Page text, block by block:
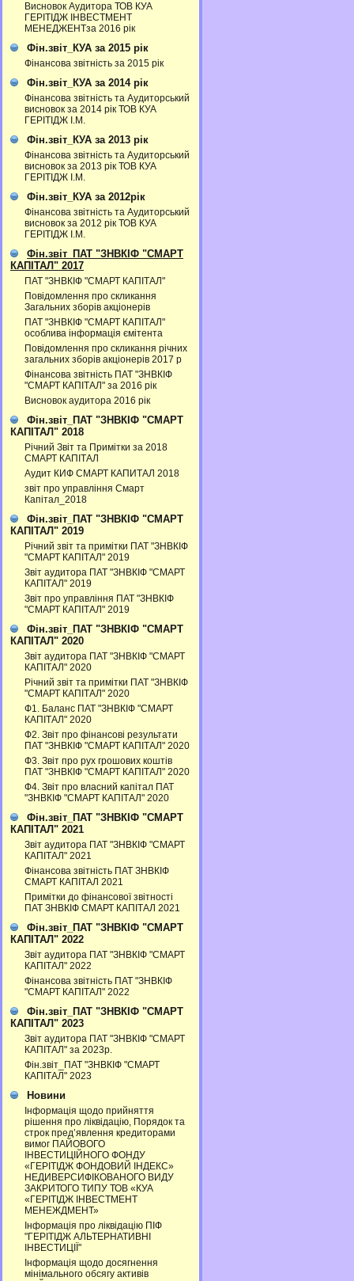
Висновок Аудитора ТОВ КУА
ГЕРІТІДЖ ІНВЕСТМЕНТ
МЕНЕДЖЕНТза 2016 рік
Фін.звіт_КУА за 2015 рік
Фінансова звітність за 2015 рік
Фін.звіт_КУА за 2014 рік
Фінансова звітність та Аудиторський
висновок за 2014 рік ТОВ КУА
ГЕРІТІДЖ І.М.
Фін.звіт_КУА за 2013 рік
Фінансова звітність та Аудиторський
висновок за 2013 рік ТОВ КУА
ГЕРІТІДЖ І.М.
Фін.звіт_КУА за 2012рік
Фінансова звітність та Аудиторський
висновок за 2012 рік ТОВ КУА
ГЕРІТІДЖ І.М.
Фін.звіт_ПАТ "ЗНВКІФ "СМАРТ
КАПІТАЛ" 2017
ПАТ "ЗНВКІФ "СМАРТ КАПІТАЛ"
Повідомлення про скликання
Загальних зборів акціонерів
ПАТ "ЗНВКІФ "СМАРТ КАПІТАЛ"
особлива інформація ємітента
Повідомлення про скликання річних
загальних зборів акціонерів 2017 р
Фінансова звітність ПАТ "ЗНВКІФ
"СМАРТ КАПІТАЛ" за 2016 рік
Висновок аудитора 2016 рік
Фін.звіт_ПАТ "ЗНВКІФ "СМАРТ
КАПІТАЛ" 2018
Річний Звіт та Примітки за 2018
СМАРТ КАПІТАЛ
Аудит КИФ СМАРТ КАПИТАЛ 2018
звіт про управління Смарт
Капітал_2018
Фін.звіт_ПАТ "ЗНВКІФ "СМАРТ
КАПІТАЛ" 2019
Річний звіт та примітки ПАТ "ЗНВКІФ
"СМАРТ КАПІТАЛ" 2019
Звіт аудитора ПАТ "ЗНВКІФ "СМАРТ
КАПІТАЛ" 2019
Звіт про управління ПАТ "ЗНВКІФ
"СМАРТ КАПІТАЛ" 2019
Фін.звіт_ПАТ "ЗНВКІФ "СМАРТ
КАПІТАЛ" 2020
Звіт аудитора ПАТ "ЗНВКІФ "СМАРТ
КАПІТАЛ" 2020
Річний звіт та примітки ПАТ "ЗНВКІФ
"СМАРТ КАПІТАЛ" 2020
Ф1. Баланс ПАТ "ЗНВКІФ "СМАРТ
КАПІТАЛ" 2020
Ф2. Звіт про фінансові результати
ПАТ "ЗНВКІФ "СМАРТ КАПІТАЛ" 2020
Ф3. Звiт про рух грошових коштiв
ПАТ "ЗНВКІФ "СМАРТ КАПІТАЛ" 2020
Ф4. Звіт про власний капітал ПАТ
"ЗНВКІФ "СМАРТ КАПІТАЛ" 2020
Фін.звіт_ПАТ "ЗНВКІФ "СМАРТ
КАПІТАЛ" 2021
Звіт аудитора ПАТ "ЗНВКІФ "СМАРТ
КАПІТАЛ" 2021
Фінансова звітність ПАТ ЗНВКІФ
СМАРТ КАПІТАЛ 2021
Примітки до фінансової звітності
ПАТ ЗНВКІФ СМАРТ КАПІТАЛ 2021
Фін.звіт_ПАТ "ЗНВКІФ "СМАРТ
КАПІТАЛ" 2022
Звіт аудитора ПАТ "ЗНВКІФ "СМАРТ
КАПІТАЛ" 2022
Фінансова звітність ПАТ "ЗНВКІФ
"СМАРТ КАПІТАЛ" 2022
Фін.звіт_ПАТ "ЗНВКІФ "СМАРТ
КАПІТАЛ" 2023
Звіт аудитора ПАТ "ЗНВКІФ "СМАРТ
КАПІТАЛ" за 2023р.
Фін.звіт_ПАТ "ЗНВКІФ "СМАРТ
КАПІТАЛ" 2023
Новини
Інформація щодо прийняття
рішення про ліквідацію, Порядок та
строк пред’явлення кредиторами
вимог ПАЙОВОГО
ІНВЕСТИЦІЙНОГО ФОНДУ
«ГЕРІТІДЖ ФОНДОВИЙ ІНДЕКС»
НЕДИВЕРСИФІКОВАНОГО ВИДУ
ЗАКРИТОГО ТИПУ ТОВ «КУА
«ГЕРІТІДЖ ІНВЕСТМЕНТ
МЕНЕЖДМЕНТ»
Інформація про ліквідацію ПІФ
"ГЕРІТІДЖ АЛЬТЕРНАТИВНІ
ІНВЕСТИЦІЇ"
Інформація щодо досягнення
мінімального обсягу активів